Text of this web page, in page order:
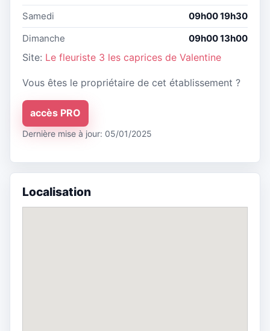
Samedi
09h00 19h30
Dimanche
09h00 13h00
Site: Le fleuriste 3 les caprices de Valentine
Vous êtes le propriétaire de cet établissement ?
accès PRO
Dernière mise à jour: 05/01/2025
Localisation